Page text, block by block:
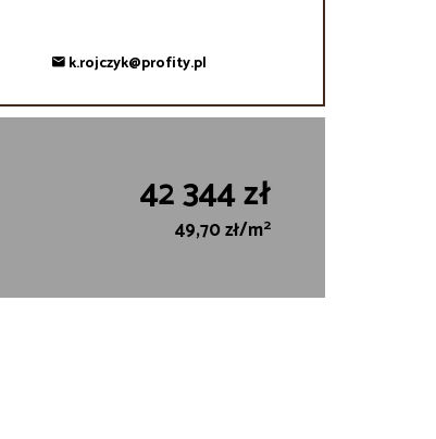
k.rojczyk@profity.pl
42 344 zł
49,70 zł/m2